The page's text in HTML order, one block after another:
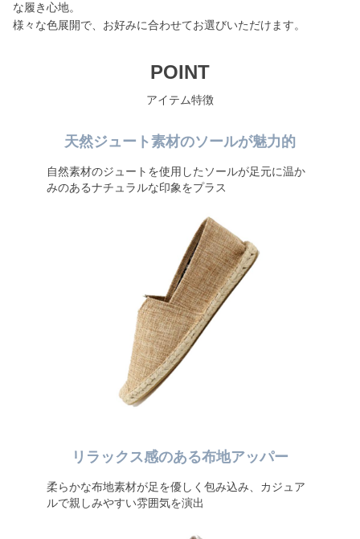
な履き心地。
様々な色展開で、お好みに合わせてお選びいただけます。
POINT
アイテム特徴
天然ジュート素材のソールが魅力的
自然素材のジュートを使用したソールが足元に温か
みのあるナチュラルな印象をプラス
リラックス感のある布地アッパー
柔らかな布地素材が足を優しく包み込み、カジュア
ルで親しみやすい雰囲気を演出